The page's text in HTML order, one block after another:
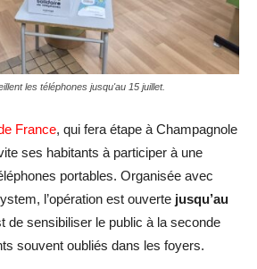
les téléphones jusqu'au 15 juillet.
France, qui fera étape à Champagnole
ses habitants à participer à une
portables. Organisée avec
l’opération est ouverte jusqu’au
de sensibiliser le public à la seconde
souvent oubliés dans les foyers.